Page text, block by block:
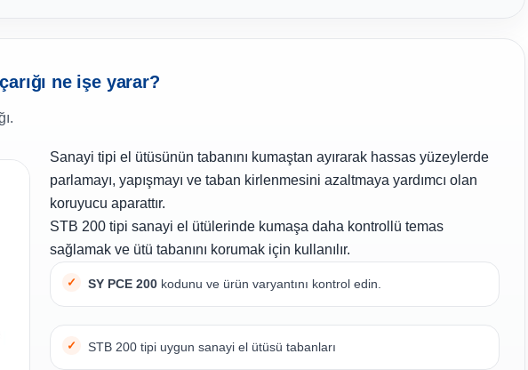
ne işe yarar?
Sanayi tipi el ütüsünün tabanını kumaştan ayırarak hassas yüzeylerde
parlamayı, yapışmayı ve taban kirlenmesini azaltmaya yardımcı olan
koruyucu aparattır.
STB 200 tipi sanayi el ütülerinde kumaşa daha kontrollü temas
sağlamak ve ütü tabanını korumak için kullanılır.
SY PCE 200 kodunu ve ürün varyantını kontrol edin.
STB 200 tipi uygun sanayi el ütüsü tabanları